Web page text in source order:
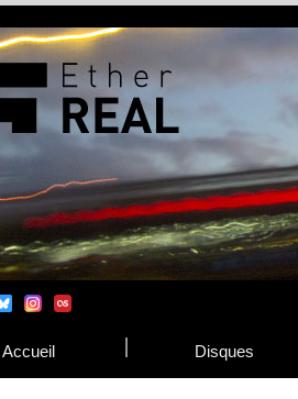
Accueil Disques